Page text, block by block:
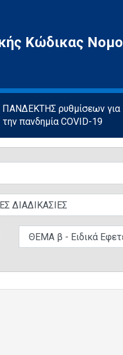
Κώδικας
ΠΑΝΔΕΚΤΗΣ ρυθμίσεων για
την πανδημία COVID-19